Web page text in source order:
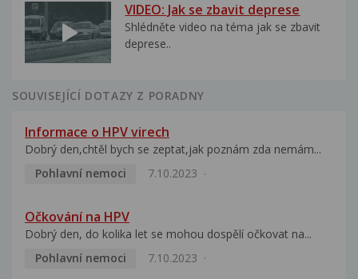
VIDEO: Jak se zbavit deprese
Shlédněte video na téma jak se zbavit
deprese..
SOUVISEJÍCÍ DOTAZY Z PORADNY
Informace o HPV virech
Dobrý den,chtěl bych se zeptat,jak poznám zda nemám...
Pohlavní nemoci
7.10.2023
Očkování na HPV
Dobrý den, do kolika let se mohou dospělí očkovat na...
Pohlavní nemoci
7.10.2023